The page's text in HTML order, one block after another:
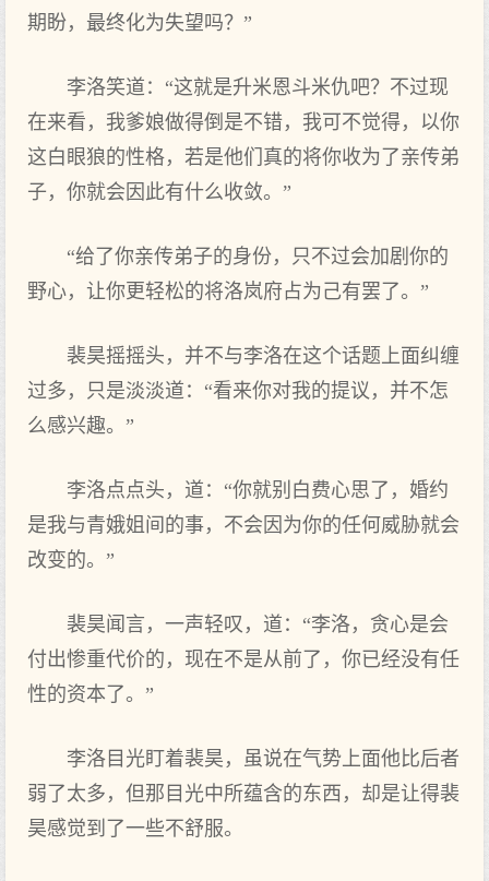
期盼，最终化为失望吗？”
李洛笑道：“这就是升米恩斗米仇吧？不过现
在来看，我爹娘做得倒是不错，我可不觉得，以你
这白眼狼的性格，若是他们真的将你收为了亲传弟
子，你就会因此有什么收敛。”
“给了你亲传弟子的身份，只不过会加剧你的
野心，让你更轻松的将洛岚府占为己有罢了。”
裴昊摇摇头，并不与李洛在这个话题上面纠缠
过多，只是淡淡道：“看来你对我的提议，并不怎
么感兴趣。”
李洛点点头，道：“你就别白费心思了，婚约
是我与青娥姐间的事，不会因为你的任何威胁就会
改变的。”
裴昊闻言，一声轻叹，道：“李洛，贪心是会
付出惨重代价的，现在不是从前了，你已经没有任
性的资本了。”
李洛目光盯着裴昊，虽说在气势上面他比后者
弱了太多，但那目光中所蕴含的东西，却是让得裴
昊感觉到了一些不舒服。